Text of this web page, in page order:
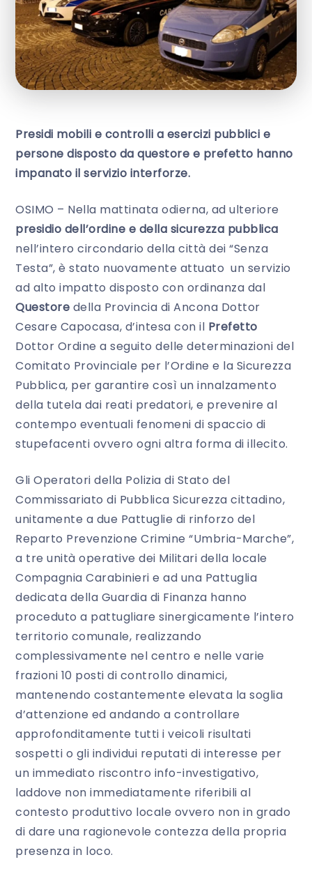
Presidi mobili e controlli a esercizi pubblici e
persone disposto da questore e prefetto hanno
impanato il servizio interforze.
OSIMO – Nella mattinata odierna, ad ulteriore
presidio dell’ordine e della sicurezza pubblica
nell’intero circondario della città dei “Senza
Testa”, è stato nuovamente attuato un servizio
ad alto impatto disposto con ordinanza dal
Questore della Provincia di Ancona Dottor
Cesare Capocasa, d’intesa con il Prefetto
Dottor Ordine a seguito delle determinazioni del
Comitato Provinciale per l’Ordine e la Sicurezza
Pubblica, per garantire così un innalzamento
della tutela dai reati predatori, e prevenire al
contempo eventuali fenomeni di spaccio di
stupefacenti ovvero ogni altra forma di illecito.
Gli Operatori della Polizia di Stato del
Commissariato di Pubblica Sicurezza cittadino,
unitamente a due Pattuglie di rinforzo del
Reparto Prevenzione Crimine “Umbria-Marche”,
a tre unità operative dei Militari della locale
Compagnia Carabinieri e ad una Pattuglia
dedicata della Guardia di Finanza hanno
proceduto a pattugliare sinergicamente l’intero
territorio comunale, realizzando
complessivamente nel centro e nelle varie
frazioni 10 posti di controllo dinamici,
mantenendo costantemente elevata la soglia
d’attenzione ed andando a controllare
approfonditamente tutti i veicoli risultati
sospetti o gli individui reputati di interesse per
un immediato riscontro info-investigativo,
laddove non immediatamente riferibili al
contesto produttivo locale ovvero non in grado
di dare una ragionevole contezza della propria
presenza in loco.